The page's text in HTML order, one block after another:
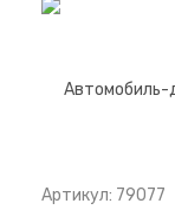
Артикул: 79077